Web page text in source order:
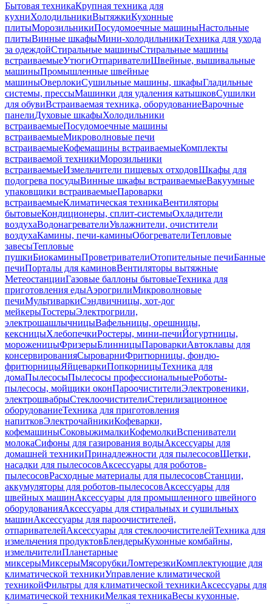
Бытовая техникаКрупная техника для
кухниХолодильникиВытяжкиКухонные
плитыМорозильникиПосудомоечные машиныНастольные
плитыВинные шкафыМини-холодильникиТехника для ухода
за одеждойСтиральные машиныСтиральные машины
встраиваемыеУтюгиОтпаривателиШвейные, вышивальные
машиныПромышленные швейные
машиныОверлокиСушильные машины, шкафыГладильные
системы, прессыМашинки для удаления катышковСушилки
для обувиВстраиваемая техника, оборудованиеВарочные
панелиДуховые шкафыХолодильники
встраиваемыеПосудомоечные машины
встраиваемыеМикроволновые печи
встраиваемыеКофемашины встраиваемыеКомплекты
встраиваемой техникиМорозильники
встраиваемыеИзмельчители пищевых отходовШкафы для
подогрева посудыВинные шкафы встраиваемыеВакуумные
упаковщики встраиваемыеПароварки
встраиваемыеКлиматическая техникаВентиляторы
бытовыеКондиционеры, сплит-системыОхладители
воздухаВодонагревателиУвлажнители, очистители
воздухаКамины, печи-каминыОбогревателиТепловые
завесыТепловые
пушкиБиокаминыПроветривателиОтопительные печиБанные
печиПорталы для каминовВентиляторы вытяжные
МетеостанцииГазовые баллоны бытовыеТехника для
приготовления едыАэрогрилиМикроволновые
печиМультиваркиСэндвичницы, хот-дог
мейкерыТостерыЭлектрогрили,
электрошашлычницыВафельницы, орешницы,
кексницыХлебопечкиРостеры, мини-печиЙогуртницы,
мороженицыФризерыБлинницыПароваркиАвтоклавы для
консервированияСыроварниФритюрницы, фондю-
фритюрницыЯйцеваркиПопкорницыТехника для
домаПылесосыПылесосы профессиональныеРоботы-
пылесосы, мойщики оконПароочистителиЭлектровеники,
электрошвабрыСтеклоочистителиСтерилизационное
оборудованиеТехника для приготовления
напитковЭлектрочайникиКофеварки,
кофемашиныСоковыжималкиКофемолкиВспениватели
молокаСифоны для газирования водыАксессуары для
домашней техникиПринадлежности для пылесосовЩетки,
насадки для пылесосовАксессуары для роботов-
пылесосовРасходные материалы для пылесосовСтанции,
аккумуляторы для роботов-пылесосовАксессуары для
швейных машинАксессуары для промышленного швейного
оборудованияАксессуары для стиральных и сушильных
машинАксессуары для пароочистителей,
отпаривателейАксессуары для стеклоочистителейТехника для
измельчения продуктовБлендерыКухонные комбайны,
измельчителиПланетарные
миксерыМиксерыМясорубкиЛомтерезкиКомплектующие для
климатической техникиУправление климатической
техникойФильтры для климатической техникиАксессуары для
климатической техникиМелкая техникаВесы кухонные,